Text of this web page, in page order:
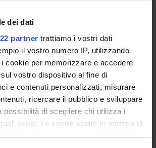
dei dati
partner trattiamo i vostri dati
il vostro numero IP, utilizzando
cookie per memorizzare e accedere
vostro dispositivo al fine di
e contenuti personalizzati, misurare
ricercare il pubblico e sviluppare
possibilità di scegliere chi utilizza i
scopi. Le vostre scelte in materia di
solo su questa proprietà digitale
AND POSTGRADUATE